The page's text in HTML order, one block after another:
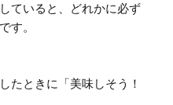
ていると、どれかに必ず
す。
たときに「美味しそう！